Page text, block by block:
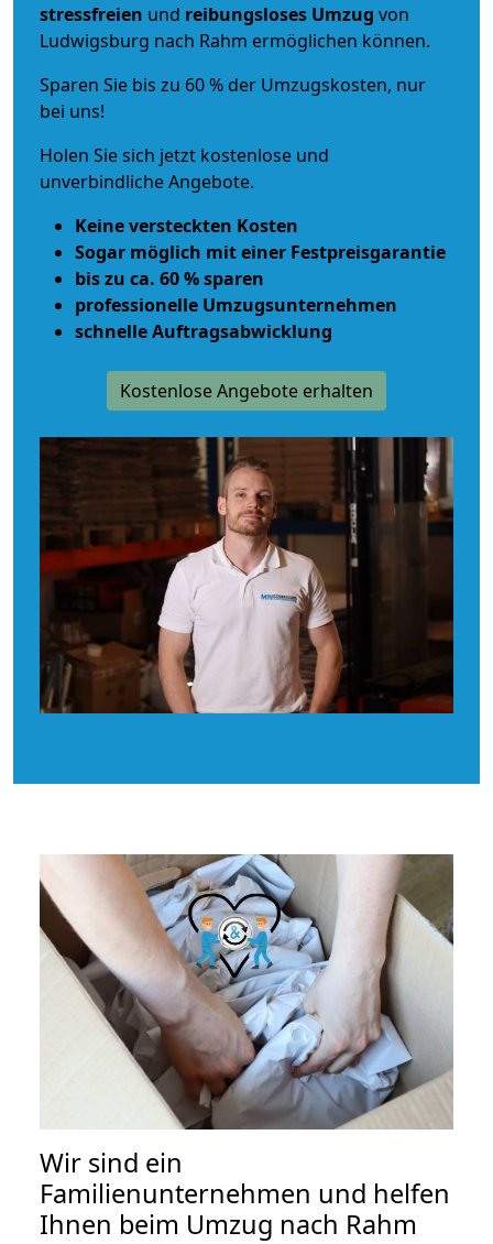
stressfreien und reibungsloses Umzug von
Ludwigsburg nach Rahm ermöglichen können.
Sparen Sie bis zu 60 % der Umzugskosten, nur
bei uns!
Holen Sie sich jetzt kostenlose und
unverbindliche Angebote.
Keine versteckten Kosten
Sogar möglich mit einer Festpreisgarantie
bis zu ca. 60 % sparen
professionelle Umzugsunternehmen
schnelle Auftragsabwicklung
Kostenlose Angebote erhalten
Wir sind ein
Familienunternehmen und helfen
Ihnen beim Umzug nach Rahm